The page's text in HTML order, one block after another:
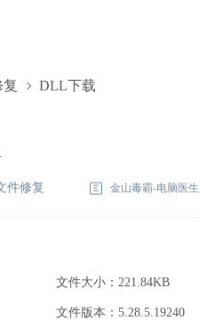
DLL下载
下载,CATPspLogLine.dll修
件修复 金山毒霸-电脑医生
文件大小：221.84KB
文件版本：5.28.5.19240